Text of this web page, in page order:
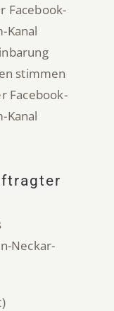
Facebook-
Kanal
stimmen
Facebook-
Kanal
Neckar-